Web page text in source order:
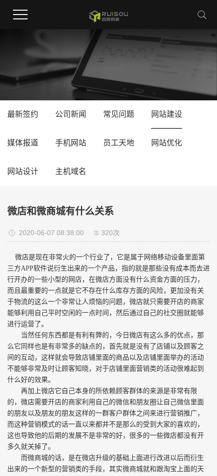
最新签约 公司新闻 常见问题 网站建设
媒体报道 手机网站 员工天地 网站优化
网站设计 主机域名
微店和微商城有什么关系
2020-06-07 08:38:00 320次
微店是现在非常火的一个行业了，它是属于网络移动设备里面第
三方APP软件说衍生出来的一个产品，指的就是那些没有成本而去进
行开办的一些小型的网店，在微店方面没有什么资金方面的压力，
而且最重要的一点就是它不存在什么库存方面的风险，更加没有关
于物流的这么一个非常让人烦恼的问题，微店就只需要开店的商家
能够利用自己平时空闲的一点时间，然后通过自己的社交圈就能够
进行运营了。
当然任何东西都是有利有弊的，今日微店有这么多的优点，那
么它同样也是有非常多的缺点的，首先就是没有了店铺以及顾客之
间的互动，这样就会导致店铺里面的商品以及店铺里面举办的活动
不能够非常及时让顾客知晓，对于店铺里面营销类的活动很难起到
什么好的效果。
再加上微店它自己本身的所依赖顾客群体的来源是非常有限
的，微店需要开店的商家利用自己的微信和朋友圈让自己微信里面
的朋友以及朋友的朋友这样的一群客户群体之间来进行营销推广，
而这种营销模式的话一直以来都并不是那么的受到大家的喜欢的，
这也导致他的后期的发展不是非常的好，很多的一些微店都没有开
多久就关掉了。
而微商城的话，是在微店升级的基础上面进行改进以后而衍生
出来的一个新型的营销类的手段，其实微商城就和跟淘宝上面的天